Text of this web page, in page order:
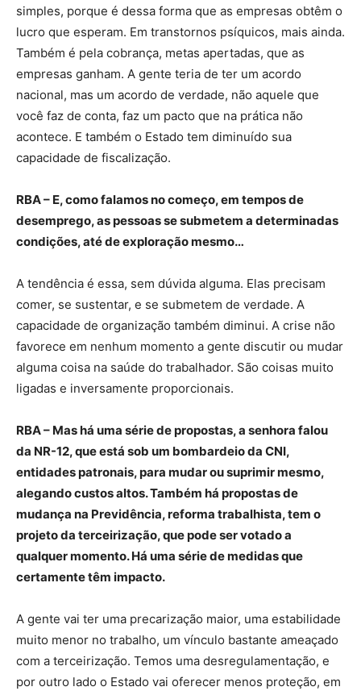
simples, porque é dessa forma que as empresas obtêm o
lucro que esperam. Em transtornos psíquicos, mais ainda.
Também é pela cobrança, metas apertadas, que as
empresas ganham. A gente teria de ter um acordo
nacional, mas um acordo de verdade, não aquele que
você faz de conta, faz um pacto que na prática não
acontece. E também o Estado tem diminuído sua
capacidade de fiscalização.
RBA – E, como falamos no começo, em tempos de
desemprego, as pessoas se submetem a determinadas
condições, até de exploração mesmo…
A tendência é essa, sem dúvida alguma. Elas precisam
comer, se sustentar, e se submetem de verdade. A
capacidade de organização também diminui. A crise não
favorece em nenhum momento a gente discutir ou mudar
alguma coisa na saúde do trabalhador. São coisas muito
ligadas e inversamente proporcionais.
RBA – Mas há uma série de propostas, a senhora falou
da NR-12, que está sob um bombardeio da CNI,
entidades patronais, para mudar ou suprimir mesmo,
alegando custos altos. Também há propostas de
mudança na Previdência, reforma trabalhista, tem o
projeto da terceirização, que pode ser votado a
qualquer momento. Há uma série de medidas que
certamente têm impacto.
A gente vai ter uma precarização maior, uma estabilidade
muito menor no trabalho, um vínculo bastante ameaçado
com a terceirização. Temos uma desregulamentação, e
por outro lado o Estado vai oferecer menos proteção, em